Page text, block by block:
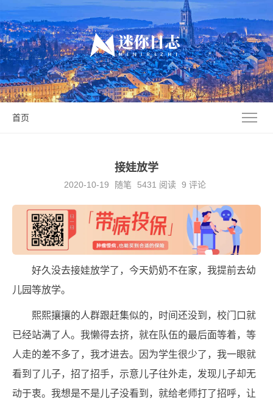
首页
接娃放学
2020-10-19 随笔 5431 阅读 9 评论
好久没去接娃放学了，今天奶奶不在家，我提前去幼
儿园等放学。
熙熙攘攘的人群跟赶集似的，时间还没到，校门口就
已经站满了人。我懒得去挤，就在队伍的最后面等着，等
人走的差不多了，我才进去。因为学生很少了，我一眼就
看到了儿子，招了招手，示意儿子往外走，发现儿子却无
动于衷。我想是不是儿子没看到，就给老师打了招呼，让